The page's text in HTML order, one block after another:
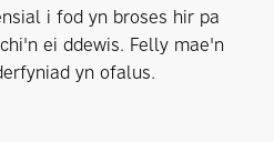
i fod yn broses hir pa
ei ddewis. Felly mae'n
yn ofalus.